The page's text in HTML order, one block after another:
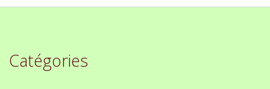
Catégories